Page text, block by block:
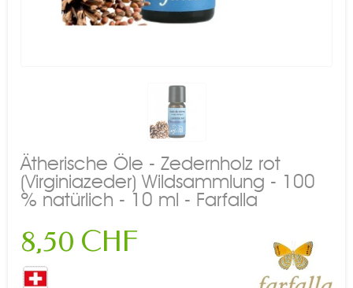
Ätherische Öle - Zedernholz rot
(Virginiazeder) Wildsammlung - 100
% natürlich - 10 ml - Farfalla
8,50 CHF